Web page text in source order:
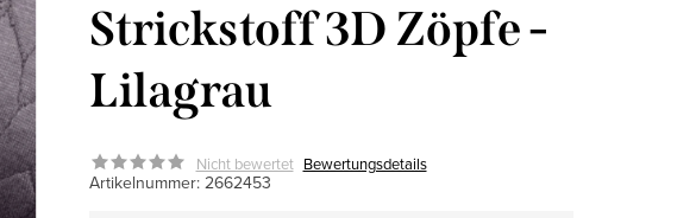
Strickstoff 3D Zöpfe -
Lilagrau
Nicht bewertet Bewertungsdetails
Artikelnummer: 2662453